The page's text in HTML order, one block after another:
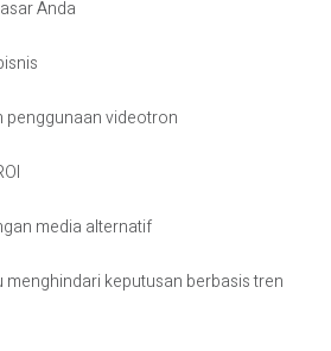
Anda
penggunaan videotron
media alternatif
menghindari keputusan berbasis tren